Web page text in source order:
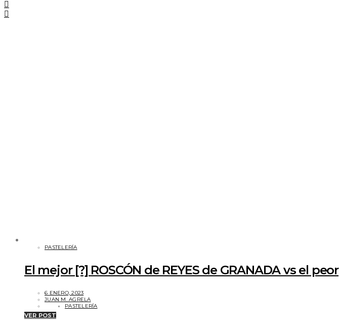
PASTELERÍA
El mejor [?] ROSCÓN de REYES de GRANADA vs el peor
6 ENERO, 2023
JUAN M. AGRELA
PASTELERÍA
VER POST